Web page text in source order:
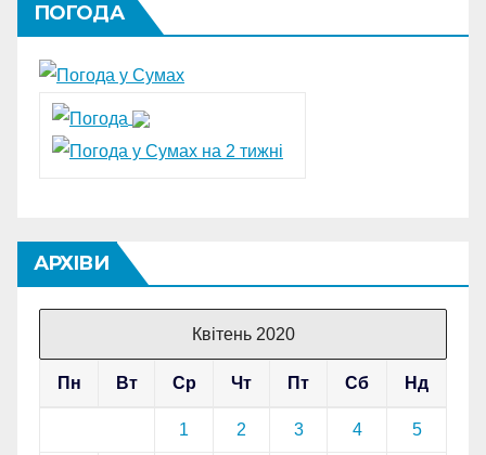
ПОГОДА
АРХІВИ
Квітень 2020
Пн Вт Ср Чт Пт Сб Нд
1 2 3 4 5